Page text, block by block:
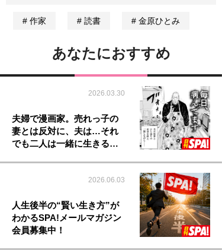
作家 読書 金原ひとみ
あなたにおすすめ
2026.03.30
夫婦で漫画家。売れっ子の
妻とは反対に、夫は…それ
でも二人は一緒に生きる…
2026.06.03
人生後半の“賢い生き方”が
わかるSPA!メールマガジン
会員募集中！